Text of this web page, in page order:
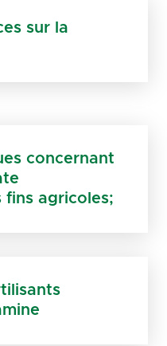
sur la
concernant
fins agricoles;